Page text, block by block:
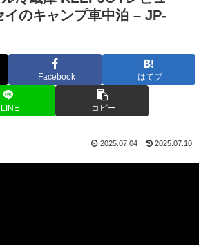
イのキャンプ車中泊 – JP-
Facebook はてブ
LINE コピー
2025.07.04 2025.07.10